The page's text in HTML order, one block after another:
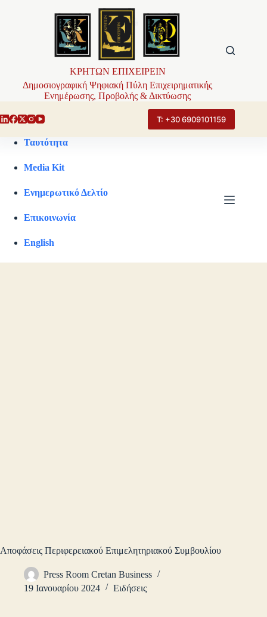
ΚΡΗΤΩΝ ΕΠΙΧΕΙΡΕΙΝ
Δημοσιογραφική Ψηφιακή Πύλη Επιχειρηματικής
Ενημέρωσης, Προβολής & Δικτύωσης
Τ: +30 6909101159
Ταυτότητα
Media Kit
Ενημερωτικό Δελτίο
Επικοινωνία
English
Αποφάσεις Περιφερειακού Επιμελητηριακού Συμβουλίου
Press Room Cretan Business
19 Ιανουαρίου 2024
Ειδήσεις